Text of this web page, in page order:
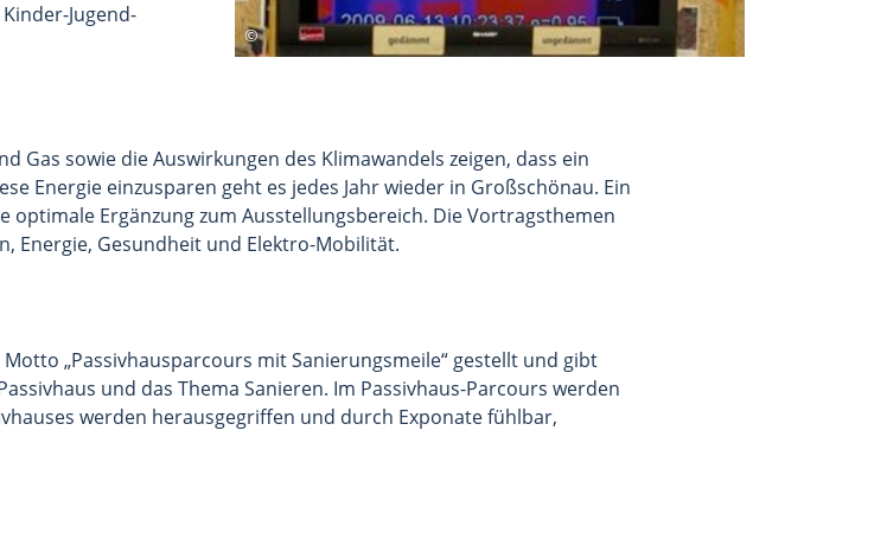
Jugend-
Gas sowie die Auswirkungen des Klimawandels zeigen, dass ein
Energie einzusparen geht es jedes Jahr wieder in Großschönau. Ein
Ergänzung zum Ausstellungsbereich. Die Vortragsthemen
Energie, Gesundheit und Elektro-Mobilität.
„Passivhausparcours mit Sanierungsmeile“ gestellt und gibt
und das Thema Sanieren. Im Passivhaus-Parcours werden
werden herausgegriffen und durch Exponate fühlbar,